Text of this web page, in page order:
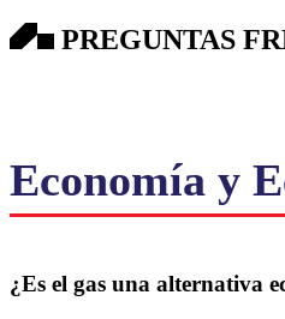
PREGUNTAS
Economía y
¿Es el gas una alternativa